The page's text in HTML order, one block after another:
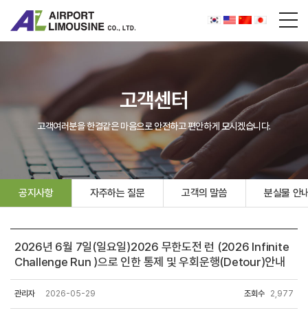
고객센터
고객여러분을 한결같은 마음으로 안전하고 편안하게 모시겠습니다.
공지사항 자주하는 질문 고객의 말씀 분실물 안
2026년 6월 7일(일요일)2026 무한도전 런 (2026 Infinite
Challenge Run )으로 인한 통제 및 우회운행(Detour)안내
관리자 2026-05-29 조회수 2,977